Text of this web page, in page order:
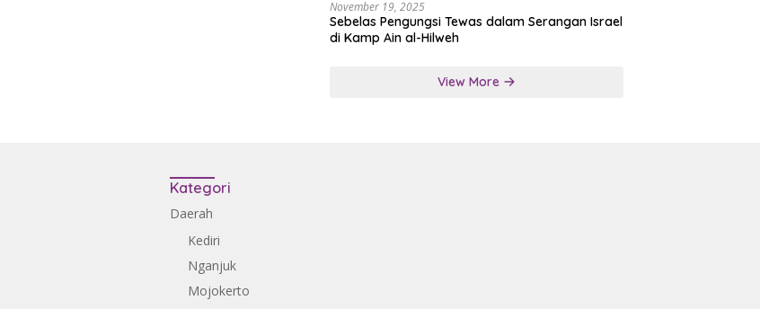
November 19, 2025
Sebelas Pengungsi Tewas dalam Serangan Israel
di Kamp Ain al-Hilweh
View More
Kategori
Daerah
Kediri
Nganjuk
Mojokerto